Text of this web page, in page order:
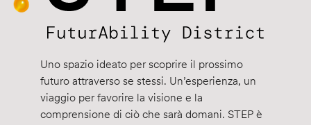
Uno spazio ideato per scoprire il prossimo
futuro attraverso se stessi. Un’esperienza, un
viaggio per favorire la visione e la
comprensione di ciò che sarà domani. STEP è